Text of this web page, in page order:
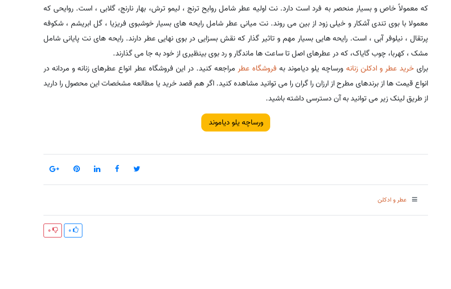
که معمولاً خاص و بسیار منحصر به فرد است دارد. نت اولیه عطر شامل روایح ترنج ، لیمو ترش، بهار نارنج، گلابی ، است. روایحی که
معمولا با بوی تندی آشکار و خیلی زود از بین می روند. نت میانی عطر شامل رایحه های بسیار خوشبوی فریزیا ، گل ابریشم ، شکوفه
پرتقال ، نیلوفر آبی ، است. رایحه هایی بسیار مهم و تاثیر گذار که نقش بسزایی در بوی نهایی عطر دارند. رایحه های نت پایانی شامل
مشک ، کهربا، چوب گایاک، که در عطرهای اصل تا ساعت ها ماندگار و رد بوی بینظیری از خود به جا می گذارند.
برایخرید عطر و ادکلن زنانه ورساچه یلو دیاموند به فروشگاه عطر مراجعه کنید. در این فروشگاه عطر انواع عطرهای زنانه و مردانه در
انواع قیمت ها از برندهای مطرح از ارزان را گران را می توانید مشاهده کنید. اگر هم قصد خرید یا مطالعه مشخصات این محصول را دارید
از طریق لینک زیر می توانید به آن دسترسی داشته باشید.
ورساچه یلو دیاموند
عطر و ادکلن